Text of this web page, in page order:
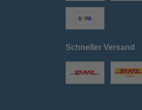
Schneller Versand